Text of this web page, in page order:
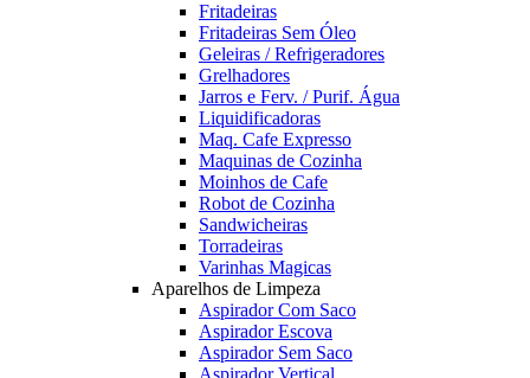
Fritadeiras
Fritadeiras Sem Óleo
Geleiras / Refrigeradores
Grelhadores
Jarros e Ferv. / Purif. Água
Liquidificadoras
Maq. Cafe Expresso
Maquinas de Cozinha
Moinhos de Cafe
Robot de Cozinha
Sandwicheiras
Torradeiras
Varinhas Magicas
Aparelhos de Limpeza
Aspirador Com Saco
Aspirador Escova
Aspirador Sem Saco
Aspirador Vertical